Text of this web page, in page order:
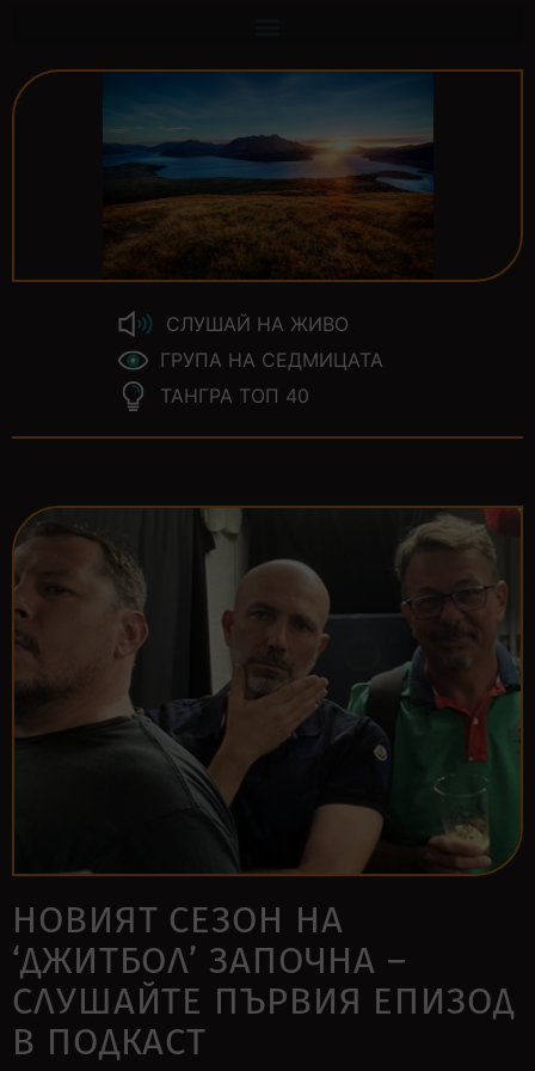
СЛУШАЙ НА ЖИВО
ГРУПА НА СЕДМИЦАТА
ТАНГРА ТОП 40
НОВИЯТ СЕЗОН НА
‘ДЖИТБОЛ’ ЗАПОЧНА –
СЛУШАЙТЕ ПЪРВИЯ ЕПИЗОД
В ПОДКАСТ